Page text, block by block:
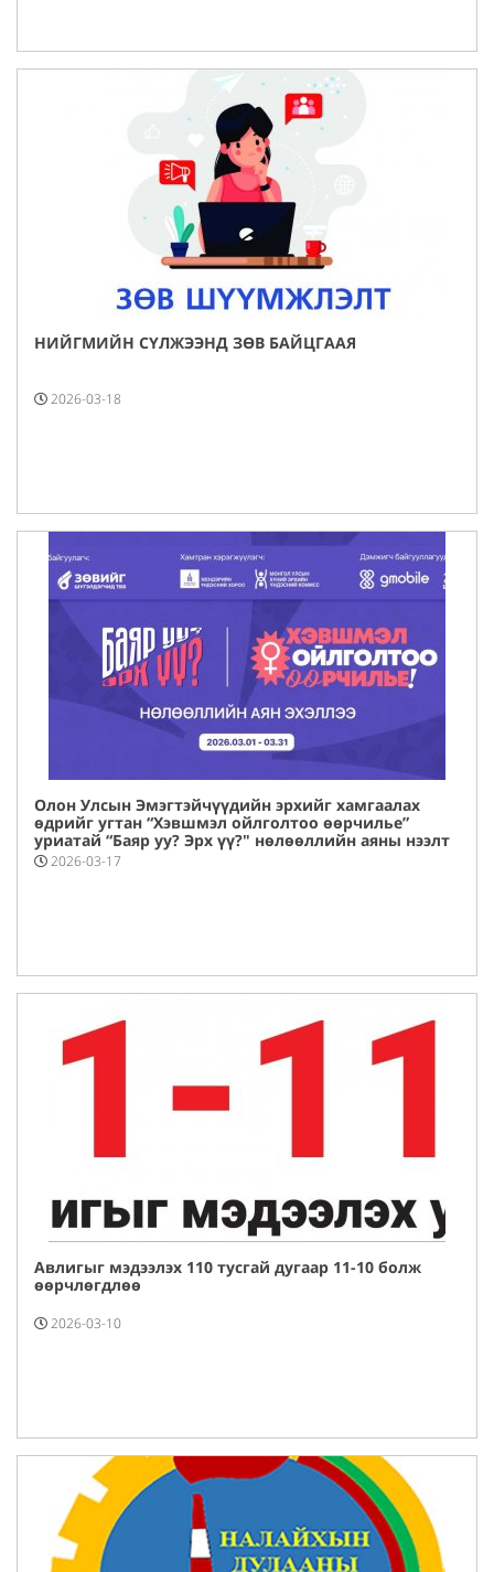
НИЙГМИЙН СҮЛЖЭЭНД ЗӨВ БАЙЦГААЯ
2026-03-18
Олон Улсын Эмэгтэйчүүдийн эрхийг хамгаалах
өдрийг угтан “Хэвшмэл ойлголтоо өөрчилье”
уриатай “Баяр уу? Эрх үү?" нөлөөллийн аяны нээлт
2026.03.03-ны өдөр Төрийн ордонд болж, “1000
2026-03-17
Авлигыг мэдээлэх 110 тусгай дугаар 11-10 болж
өөрчлөгдлөө
2026-03-10